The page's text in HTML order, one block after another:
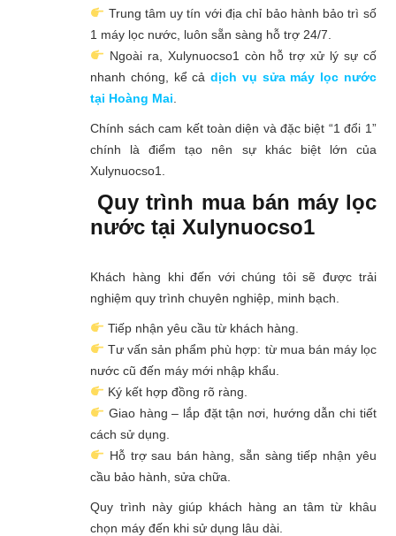
Trung tâm uy tín với địa chỉ bảo hành bảo trì số
1 máy lọc nước, luôn sẵn sàng hỗ trợ 24/7.
Ngoài ra, Xulynuocso1 còn hỗ trợ xử lý sự cố
nhanh chóng, kể cảdịch vụ sửa máy lọc nước
tại Hoàng Mai
Chính sách cam kết toàn diện và đặc biệt “1 đổi 1”
chính là điểm tạo nên sự khác biệt lớn của
Xulynuocso1.
Quy trình mua bán máy lọc
nước tại Xulynuocso1
Khách hàng khi đến với chúng tôi sẽ được trải
nghiệm quy trình chuyên nghiệp, minh bạch.
Tiếp nhận yêu cầu từ khách hàng.
Tư vấn sản phẩm phù hợp: từ mua bán máy lọc
nước cũ đến máy mới nhập khẩu.
Ký kết hợp đồng rõ ràng.
Giao hàng – lắp đặt tận nơi, hướng dẫn chi tiết
cách sử dụng.
Hỗ trợ sau bán hàng, sẵn sàng tiếp nhận yêu
cầu bảo hành, sửa chữa.
Quy trình này giúp khách hàng an tâm từ khâu
chọn máy đến khi sử dụng lâu dài.